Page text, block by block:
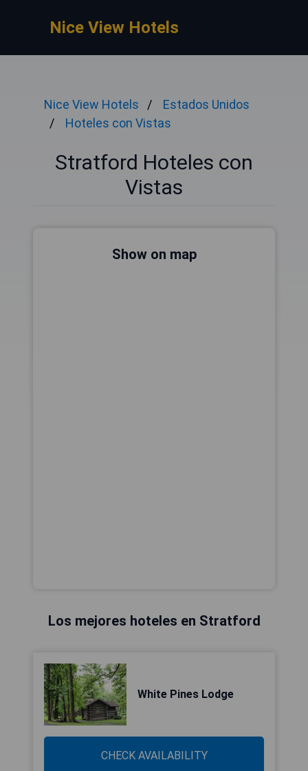
Nice View Hotels
Nice View Hotels
Estados Unidos
Hoteles con Vistas
Stratford Hoteles con
Vistas
Show on map
Los mejores hoteles en Stratford
White Pines Lodge
CHECK AVAILABILITY